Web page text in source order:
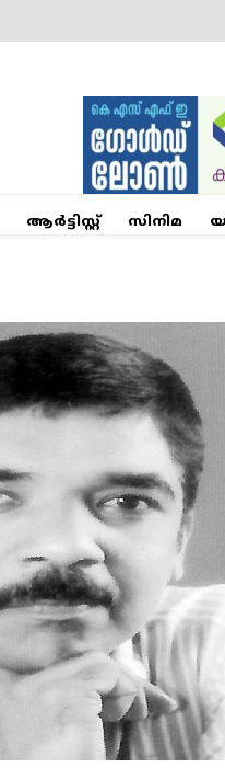
ആര്‍ട്ടിസ്റ്റ് സിനിമ